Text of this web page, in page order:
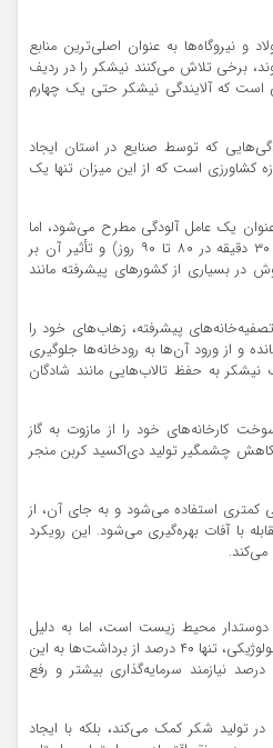
و نیروگاه‌ها به عنوان اصلی‌ترین منابع
برخی تلاش می‌کنند نیشکر را در ردیف
است که آلایندگی نیشکر حتی یک چهارم
که توسط صنایع در استان ایجاد
حوزه کشاورزی است که از این میزان تنها یک
یک عامل آلودگی مطرح می‌شود، اما
مدت زمان آن بسیار کوتاه (حدود ۳۰ دقیقه در ۸۰ تا ۹۰ روز) و تأثیر آن بر
در بسیاری از کشورهای پیشرفته مانند
پیشرفته، زهاب‌های خود را
و از ورود آن‌ها به رودخانه‌ها جلوگیری
به حفظ تالاب‌هایی مانند شادگان
کارخانه‌های خود را از مازوت به گاز
کاهش چشمگیر تولید دی‌اکسید کربن منجر
استفاده می‌شود و به جای آن، از
با آفات بهره‌گیری می‌شود. این رویکرد
محیط زیست است، اما به دلیل
هزینه‌های بالا و محدودیت‌های تکنولوژیکی، تنها ۴۰ درصد از برداشت‌ها به این
نیازمند سرمایه‌گذاری بیشتر و رفع
تولید شکر کمک می‌کند، بلکه با ایجاد